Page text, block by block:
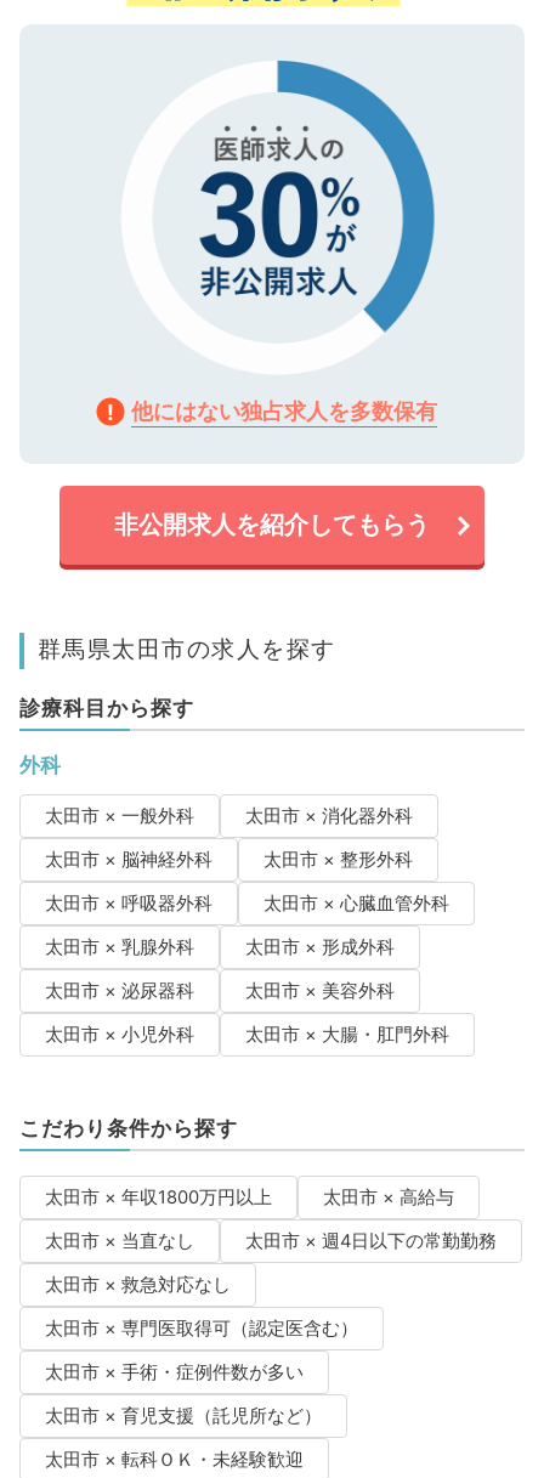
で、機密保持に関してもご安心ください。
ので、まずはご登録ください。
他にはない独占求人を多数保有
非公開求人を紹介してもらう
群馬県太田市の求人を探す
診療科目から探す
外科
太田市 × 一般外科
太田市 × 消化器外科
太田市 × 脳神経外科
太田市 × 整形外科
太田市 × 呼吸器外科
太田市 × 心臓血管外科
太田市 × 乳腺外科
太田市 × 形成外科
太田市 × 泌尿器科
太田市 × 美容外科
太田市 × 小児外科
太田市 × 大腸・肛門外科
こだわり条件から探す
太田市 × 年収1800万円以上
太田市 × 高給与
太田市 × 当直なし
太田市 × 週4日以下の常勤勤務
太田市 × 救急対応なし
太田市 × 専門医取得可（認定医含む）
太田市 × 手術・症例件数が多い
太田市 × 育児支援（託児所など）
太田市 × 転科ＯＫ・未経験歓迎